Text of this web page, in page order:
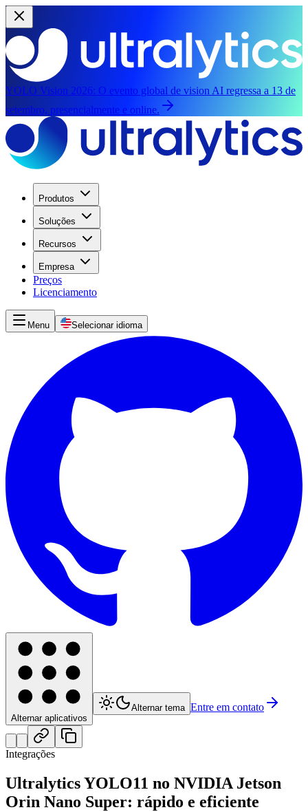
YOLO Vision 2026: O evento global de vision AI regressa a 13 de
setembro, presencialmente e online.
Produtos
Soluções
Recursos
Empresa
Preços
Licenciamento
Menu Selecionar idioma
Alternar aplicativos
Alternar tema Entre em contato
Integrações
Ultralytics YOLO11 no NVIDIA Jetson
Orin Nano Super: rápido e eficiente